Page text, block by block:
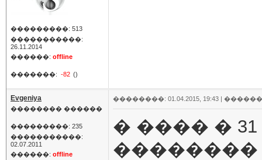
���������: 513
�����������:
26.11.2014
������: offline
�������: -82 ()
Evgeniya
�������� ������
���������: 235
�����������:
02.07.2011
������: offline
��������: 01.04.2015, 19:43 |
� ���� �
��������